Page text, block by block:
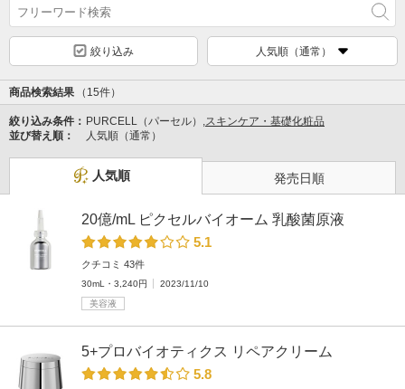
絞り込み 人気順（通常）
商品検索結果 （15件）
絞り込み条件： PURCELL（パーセル）,スキンケア・基礎化粧品
並び替え順：
人気順（通常）
人気順 発売日順
20億/mL ピクセルバイオーム 乳酸菌原液
5.1
クチコミ 43件
30mL・3,240円
2023/11/10
美容液
5+プロバイオティクス リペアクリーム
5.8